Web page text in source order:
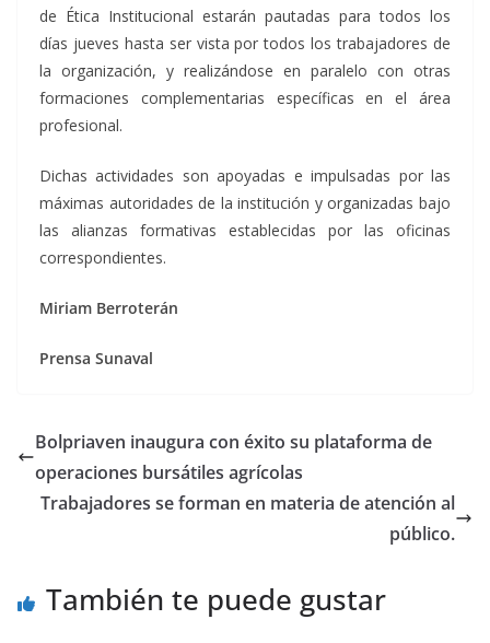
de Ética Institucional estarán pautadas para todos los
días jueves hasta ser vista por todos los trabajadores de
la organización, y realizándose en paralelo con otras
formaciones complementarias específicas en el área
profesional.
Dichas actividades son apoyadas e impulsadas por las
máximas autoridades de la institución y organizadas bajo
las alianzas formativas establecidas por las oficinas
correspondientes.
Miriam Berroterán
Prensa Sunaval
Bolpriaven inaugura con éxito su plataforma de
operaciones bursátiles agrícolas
Trabajadores se forman en materia de atención al
público.
También te puede gustar